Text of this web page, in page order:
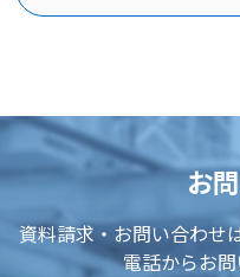
お
資料請求・お問い合わせ
電話からお